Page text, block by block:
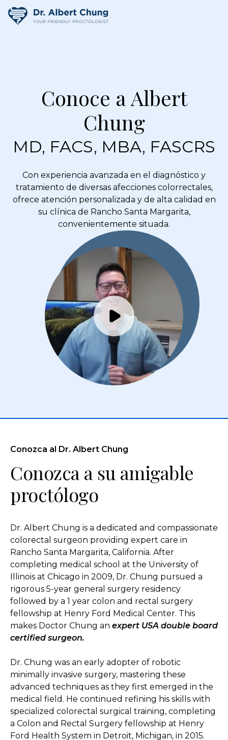
Conoce a Albert
Chung
MD, FACS, MBA, FASCRS
Con experiencia avanzada en el diagnóstico y
tratamiento de diversas afecciones colorrectales,
ofrece atención personalizada y de alta calidad en
su clínica de Rancho Santa Margarita,
convenientemente situada.
Conozca al Dr. Albert Chung
Conozca a su amigable
proctólogo
Dr. Albert Chung is a dedicated and compassionate
colorectal surgeon providing expert care in
Rancho Santa Margarita, California. After
completing medical school at the University of
Illinois at Chicago in 2009, Dr. Chung pursued a
rigorous 5-year general surgery residency
followed by a 1 year colon and rectal surgery
fellowship at Henry Ford Medical Center. This
makes Doctor Chung an expert USA double board
certified surgeon.
Dr. Chung was an early adopter of robotic
minimally invasive surgery, mastering these
advanced techniques as they first emerged in the
medical field. He continued refining his skills with
specialized colorectal surgical training, completing
a Colon and Rectal Surgery fellowship at Henry
Ford Health System in Detroit, Michigan, in 2015.